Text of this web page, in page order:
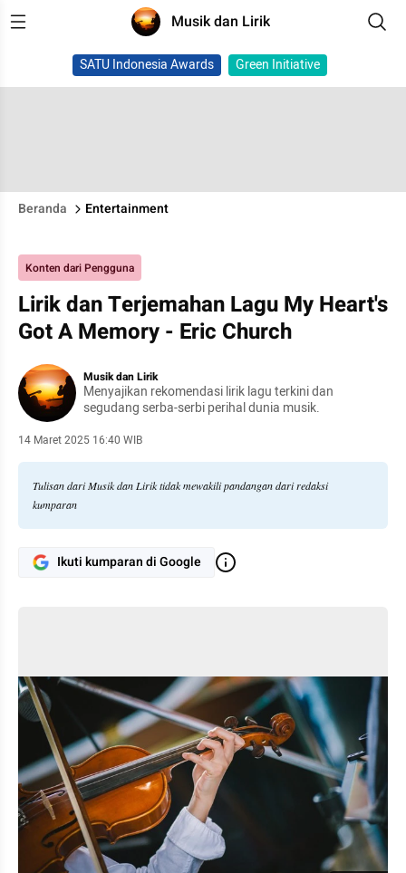
Musik dan Lirik
SATU Indonesia Awards Green Initiative
Beranda Entertainment
Konten dari Pengguna
Lirik dan Terjemahan Lagu My Heart's
Got A Memory - Eric Church
Musik dan Lirik
Menyajikan rekomendasi lirik lagu terkini dan
segudang serba-serbi perihal dunia musik.
14 Maret 2025 16:40 WIB
Tulisan dari Musik dan Lirik tidak mewakili pandangan dari redaksi
kumparan
Ikuti kumparan di Google